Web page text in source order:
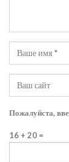
Пожалуйста,
16 + 20 =